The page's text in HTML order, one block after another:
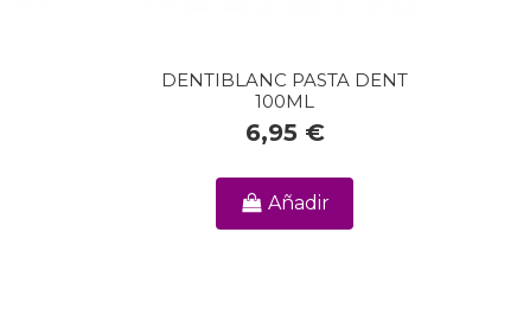
DENTIBLANC PASTA DENT
100ML
6,95 €
Añadir